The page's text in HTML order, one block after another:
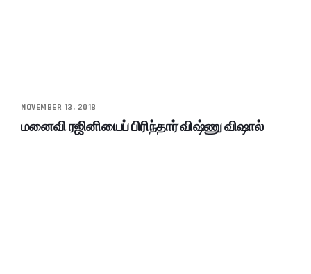
NOVEMBER 13, 2018
மனைவி ரஜினியைப் பிரிந்தார் விஷ்ணு விஷால்